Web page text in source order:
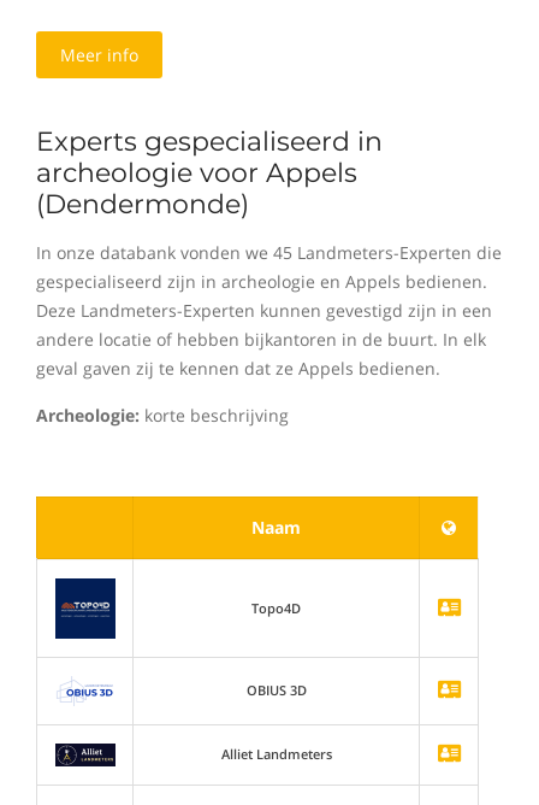
Meer info
Experts gespecialiseerd in
archeologie voor Appels
(Dendermonde)
In onze databank vonden we 45 Landmeters-Experten die
gespecialiseerd zijn in archeologie en Appels bedienen.
Deze Landmeters-Experten kunnen gevestigd zijn in een
andere locatie of hebben bijkantoren in de buurt. In elk
geval gaven zij te kennen dat ze Appels bedienen.
Archeologie: korte beschrijving
Naam
Topo4D
OBIUS 3D
Alliet Landmeters